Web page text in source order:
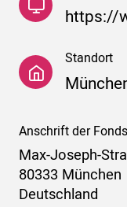
https://
Standort
Anschrift der
Max-Joseph-
80333 München
Deutschland